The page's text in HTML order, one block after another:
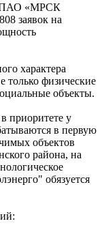
ПАО «МРСК
заявок на
характера
только физические
объекты.
приоритете у
в первую
объектов
района, на
обязуется